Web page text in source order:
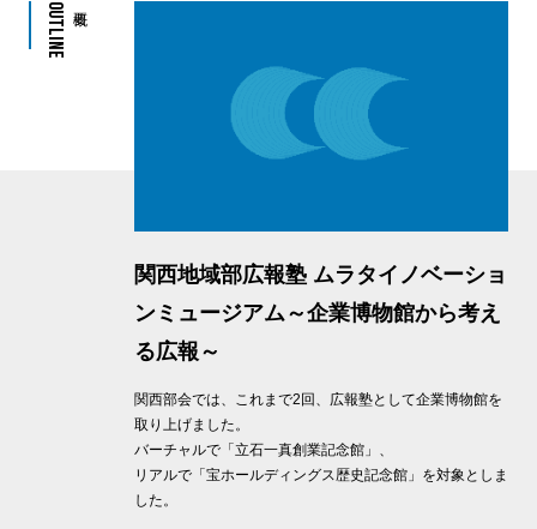
Outline
関西地域部広報塾 ムラタイノベーショ
ンミュージアム～企業博物館から考え
る広報～
関西部会では、これまで2回、広報塾として企業博物館を
取り上げました。
バーチャルで「立石一真創業記念館」、
リアルで「宝ホールディングス歴史記念館」を対象としま
した。